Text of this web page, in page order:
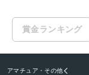
賞金ランキング
アマチュア・その他